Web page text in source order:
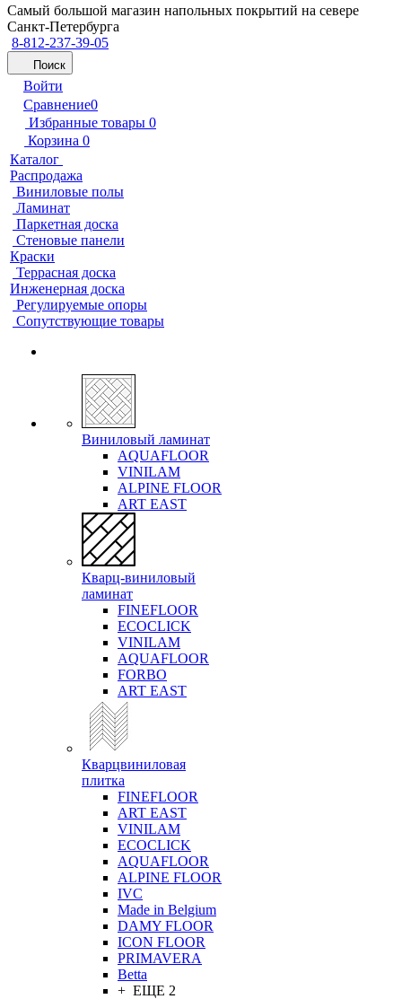
Самый большой магазин напольных покрытий на севере
Санкт-Петербурга
8-812-237-39-05
Поиск
Войти
Сравнение0
Избранные товары 0
Корзина 0
Каталог
Распродажа
Виниловые полы
Ламинат
Паркетная доска
Стеновые панели
Краски
Террасная доска
Инженерная доска
Регулируемые опоры
Сопутствующие товары
Виниловый ламинат
AQUAFLOOR
VINILAM
ALPINE FLOOR
ART EAST
Кварц-виниловый
ламинат
FINEFLOOR
ECOCLICK
VINILAM
AQUAFLOOR
FORBO
ART EAST
Кварцвиниловая
плитка
FINEFLOOR
ART EAST
VINILAM
ECOCLICK
AQUAFLOOR
ALPINE FLOOR
IVC
Made in Belgium
DAMY FLOOR
ICON FLOOR
PRIMAVERA
Betta
+ ЕЩЕ 2